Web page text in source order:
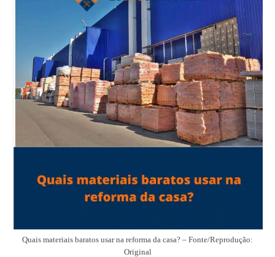
Quais materiais baratos usar na reforma da casa? – Fonte/Reprodução:
Original